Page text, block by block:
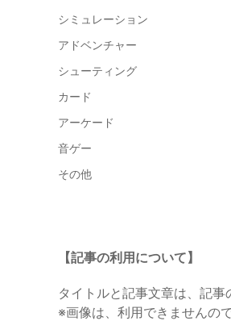
シミュレーション
アドベンチャー
シューティング
カード
アーケード
音ゲー
その他
【記事の利用について】
タイトルと記事文章は、記事
※画像は、利用できませんの